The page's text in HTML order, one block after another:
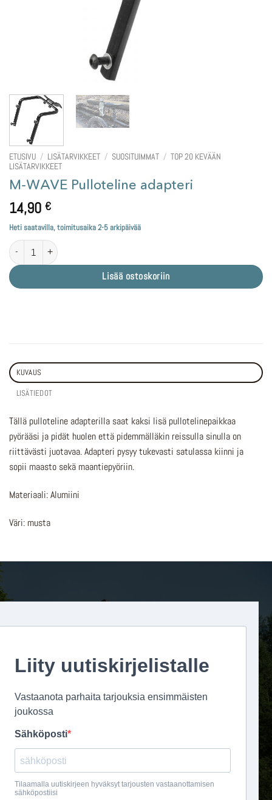
ETUSIVU / LISÄTARVIKKEET / SUOSITUIMMAT / TOP 20 KEVÄÄN
LISÄTARVIKKEET
M-WAVE Pulloteline adapteri
14,90 €
Heti saatavilla, toimitusaika 2-5 arkipäivää
M-WAVE Pulloteline adapteri määrä
Lisää ostoskoriin
KUVAUS
LISÄTIEDOT
Tällä pulloteline adapterilla saat kaksi lisä pullotelinepaikkaa
pyörääsi ja pidät huolen että pidemmälläkin reissulla sinulla on
riittävästi juotavaa. Adapteri pysyy tukevasti satulassa kiinni ja
sopii maasto sekä maantiepyöriin.
Materiaali: Alumiini
Väri: musta